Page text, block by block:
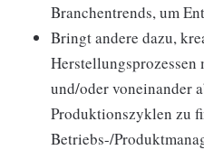
Branchentrends, um
Bringt andere dazu,
und/oder voneinander
Produktionszyklen zu
Betriebs-/